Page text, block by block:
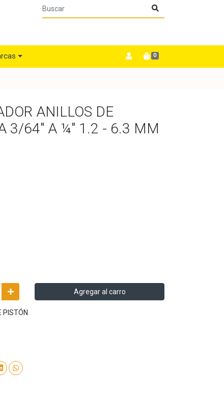
0
ANILLOS DE
3/64" A ¼" 1.2 - 6.3 MM
Agregar al carro
PISTÓN